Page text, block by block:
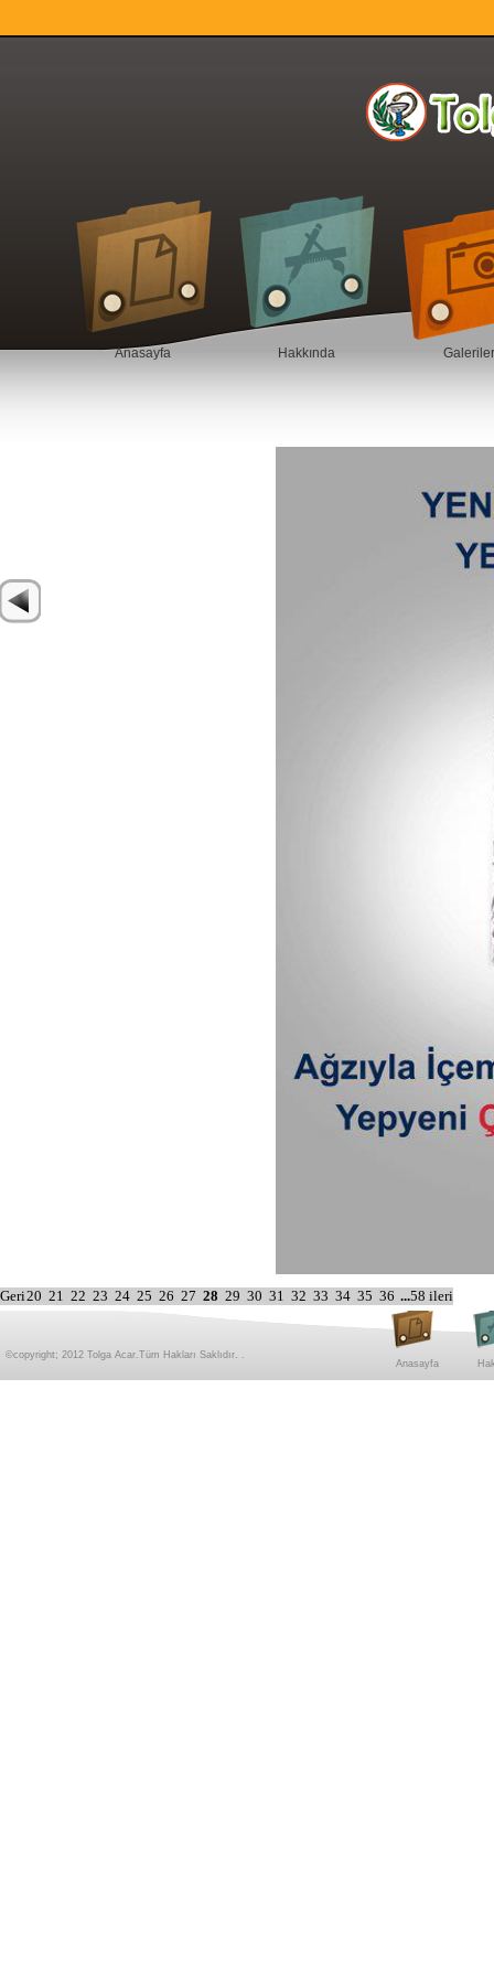
Anasayfa Hakkında
Geri20 21 22 23 24 25 26 27 28 29 30 31 32 33 34 35 36 ...58 ileri
Anasayfa
©copyright; 2012 Tolga Acar.Tüm Hakları Saklıdır. .